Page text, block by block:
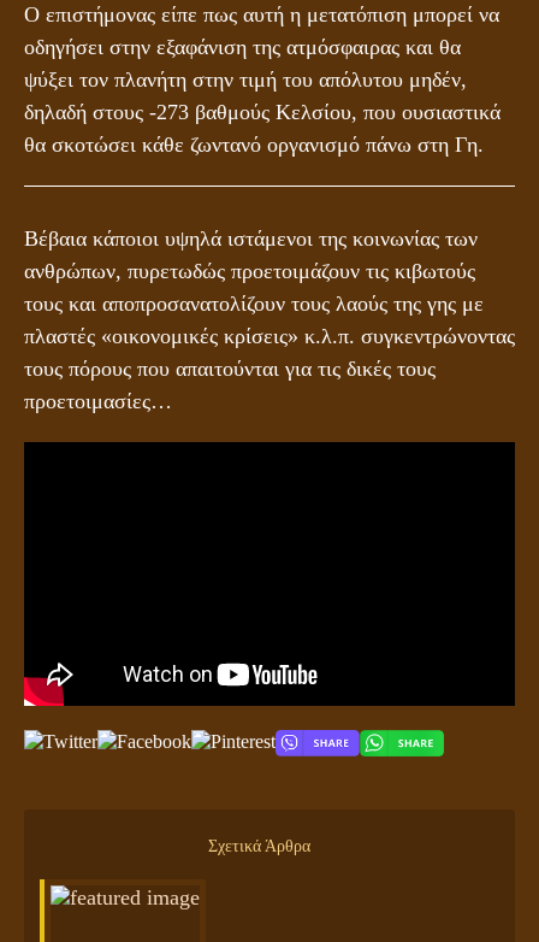
Ο επιστήμονας είπε πως αυτή η μετατόπιση μπορεί να
οδηγήσει στην εξαφάνιση της ατμόσφαιρας και θα
ψύξει τον πλανήτη στην τιμή του απόλυτου μηδέν,
δηλαδή στους -273 βαθμούς Κελσίου, που ουσιαστικά
θα σκοτώσει κάθε ζωντανό οργανισμό πάνω στη Γη.
Βέβαια κάποιοι υψηλά ιστάμενοι της κοινωνίας των
ανθρώπων, πυρετωδώς προετοιμάζουν τις κιβωτούς
τους και αποπροσανατολίζουν τους λαούς της γης με
πλαστές «οικονομικές κρίσεις» κ.λ.π. συγκεντρώνοντας
τους πόρους που απαιτούνται για τις δικές τους
προετοιμασίες…
Σχετικά Άρθρα